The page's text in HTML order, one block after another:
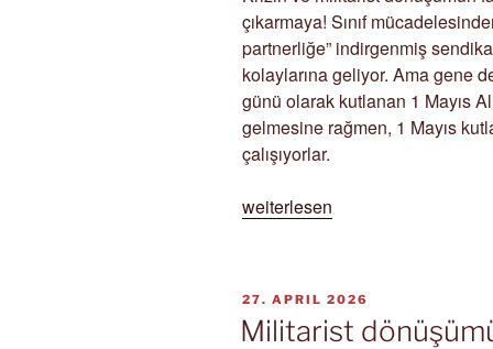
çıkarmaya! Sınıf
partnerliğe” indirgenmiş
kolaylarına geliyor. Ama gene
günü olarak kutlanan 1 Mayıs
gelmesine rağmen, 1 Mayıs
çalışıyorlar.
„1
bir
gün“
weiterlesen
VERÖFFENTLICHT
AM
27. APRIL 2026
Militarist